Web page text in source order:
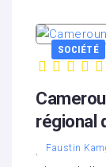
SOCIÉTÉ
régional
Faustin